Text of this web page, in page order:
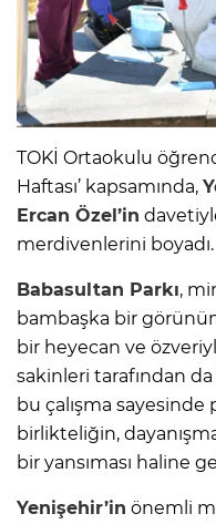
TOKİ Ortaokulu
Haftası’ kapsamında,
Ercan Özel’in
merdivenlerini boyadı.
Babasultan Parkı,
bambaşka bir
bir heyecan ve
sakinleri tarafından
bu çalışma sayesinde
birlikteliğin,
bir yansıması haline
Yenişehir’in önemli